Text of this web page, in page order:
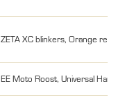
ZETA XC blinkers, Orange
EE Moto Roost, Universal